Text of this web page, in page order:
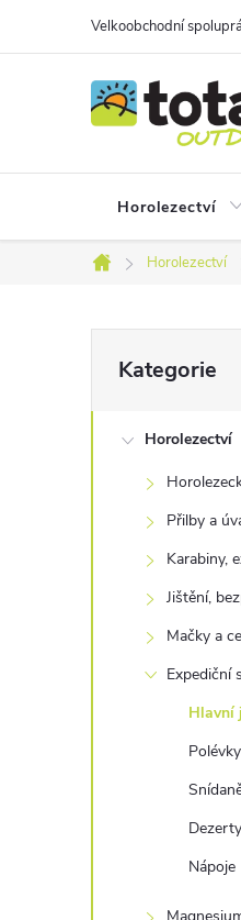
Velkoobchodní
Horolezectví
Domů
Horolezectví
o
kategorie
Kategorie
Horolezectví
Přilby a
Karabiny,
Jištění,
Mačky a
Expediční
Hlavní
Polévky
Dezerty
Nápoje